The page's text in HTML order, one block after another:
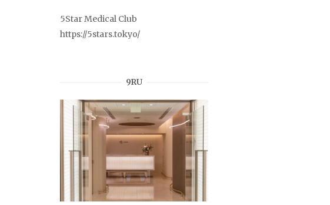
5Star Medical Club
https://5stars.tokyo/
9RU